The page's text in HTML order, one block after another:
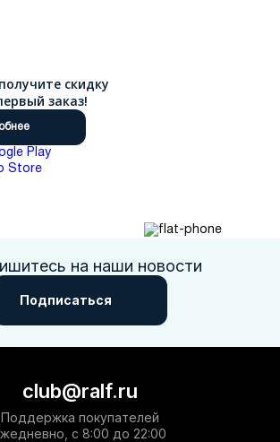
скидку
заказ!
на наши новости
Подписаться
club@ralf.ru
Поддержка покупателей
с 8:00 до 22:00